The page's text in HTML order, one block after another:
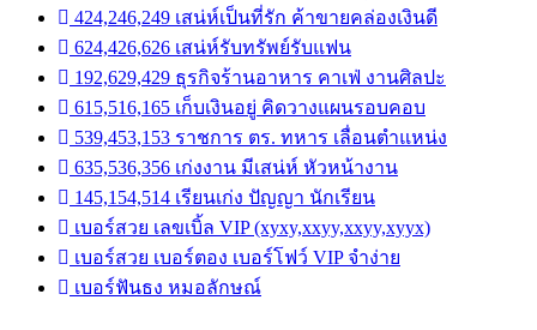
424,246,249 เสน่ห์เป็นที่รัก ค้าขายคล่องเงินดี
624,426,626 เสน่ห์รับทรัพย์รับแฟน
192,629,429 ธุรกิจร้านอาหาร คาเฟ่ งานศิลปะ
615,516,165 เก็บเงินอยู่ คิดวางแผนรอบคอบ
539,453,153 ราชการ ตร. ทหาร เลื่อนตำแหน่ง
635,536,356 เก่งงาน มีเสน่ห์ หัวหน้างาน
145,154,514 เรียนเก่ง ปัญญา นักเรียน
เบอร์สวย เลขเบิ้ล VIP (xyxy,xxyy,xxyy,xyyx)
เบอร์สวย เบอร์ตอง เบอร์โฟว์ VIP จำง่าย
เบอร์ฟันธง หมอลักษณ์